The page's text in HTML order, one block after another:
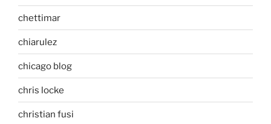
chettimar
chiarulez
chicago blog
chris locke
christian fusi